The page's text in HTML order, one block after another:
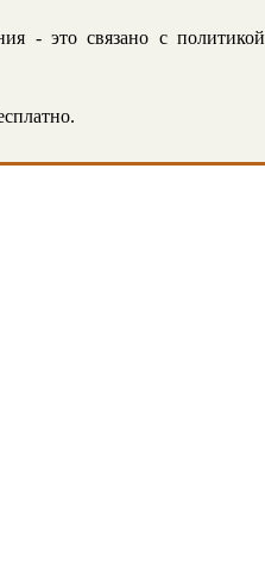
- это связано с политикой